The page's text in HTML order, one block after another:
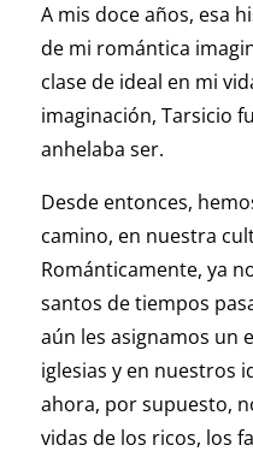
A mis doce años, esa
de mi romántica
clase de ideal en mi
imaginación, Tarsicio
anhelaba ser.
Desde entonces,
camino, en nuestra
Románticamente, ya
santos de tiempos
aún les asignamos un
iglesias y en nuestros
ahora, por supuesto,
vidas de los ricos, los